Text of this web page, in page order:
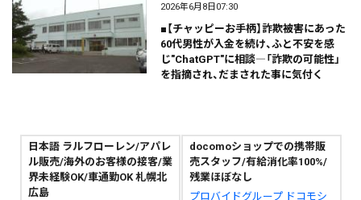
2026年6月8日07:30
■【チャッピーお手柄】詐欺被害にあった
60代男性が入金を続け、ふと不安を感
じ"ChatGPT"に相談―「詐欺の可能性」
を指摘され、だまされた事に気付く
日本語 ラルフローレン/アパレ
ル販売/海外のお客様の接客/業
界未経験OK/車通勤OK 札幌北
広島
docomoショップでの携帯販
売スタッフ/有給消化率100%/
残業ほぼなし
プロバイドグループ ドコモシ